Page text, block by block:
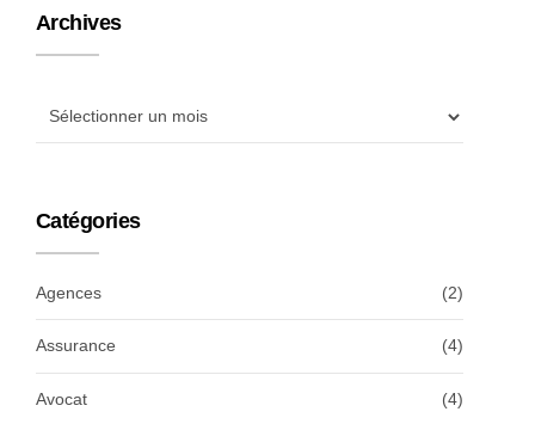
Archives
Catégories
Agences (2)
Assurance (4)
Avocat (4)